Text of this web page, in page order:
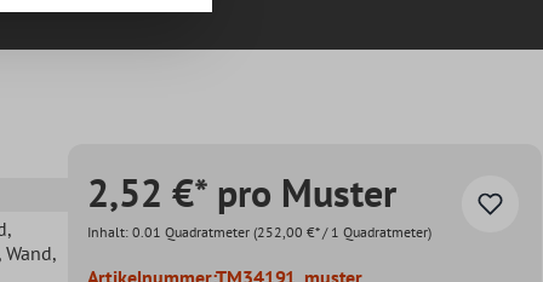
,
Wand,
2,52 €* pro Muster
Inhalt: 0.01 Quadratmeter (252,00 €* / 1 Quadratmeter)
Artikelnummer:TM34191_muster